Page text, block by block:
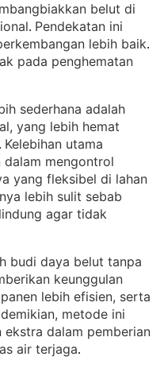
belut di
. Pendekatan ini
lebih baik
pada penghematan
sederhana adalah
yang lebih hemat
. Kelebihan utama
dalam mengontrol
yang fleksibel di lahan
lebih sulit sebab
agar tidak
budi daya belut tanpa
keunggulan
lebih efisien, serta
metode ini
dalam pemberian
air terjaga.